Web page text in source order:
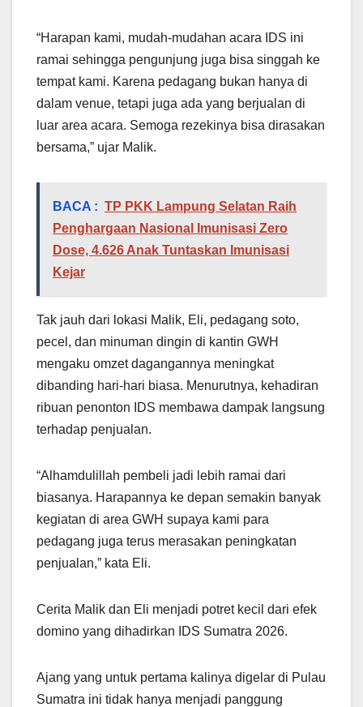
“Harapan kami, mudah-mudahan acara IDS ini
ramai sehingga pengunjung juga bisa singgah ke
tempat kami. Karena pedagang bukan hanya di
dalam venue, tetapi juga ada yang berjualan di
luar area acara. Semoga rezekinya bisa dirasakan
bersama,” ujar Malik.
BACA : TP PKK Lampung Selatan Raih
Penghargaan Nasional Imunisasi Zero
Dose, 4.626 Anak Tuntaskan Imunisasi
Kejar
Tak jauh dari lokasi Malik, Eli, pedagang soto,
pecel, dan minuman dingin di kantin GWH
mengaku omzet dagangannya meningkat
dibanding hari-hari biasa. Menurutnya, kehadiran
ribuan penonton IDS membawa dampak langsung
terhadap penjualan.
“Alhamdulillah pembeli jadi lebih ramai dari
biasanya. Harapannya ke depan semakin banyak
kegiatan di area GWH supaya kami para
pedagang juga terus merasakan peningkatan
penjualan,” kata Eli.
Cerita Malik dan Eli menjadi potret kecil dari efek
domino yang dihadirkan IDS Sumatra 2026.
Ajang yang untuk pertama kalinya digelar di Pulau
Sumatra ini tidak hanya menjadi panggung